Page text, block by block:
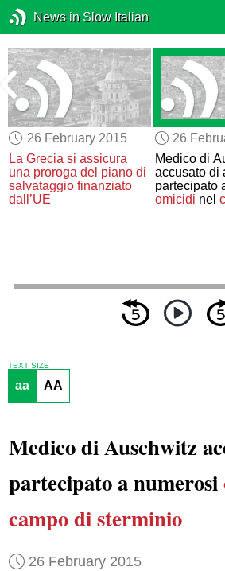
News in Slow Italian
26 February 2015
La Grecia si assicura
una proroga del piano di
salvataggio finanziato
dall’UE
26
Medico di
accusato di
partecipato
omicidi nel
TEXT SIZE
aa AA
Medico di Auschwitz
partecipato a numerosi
campo di sterminio
26 February 2015